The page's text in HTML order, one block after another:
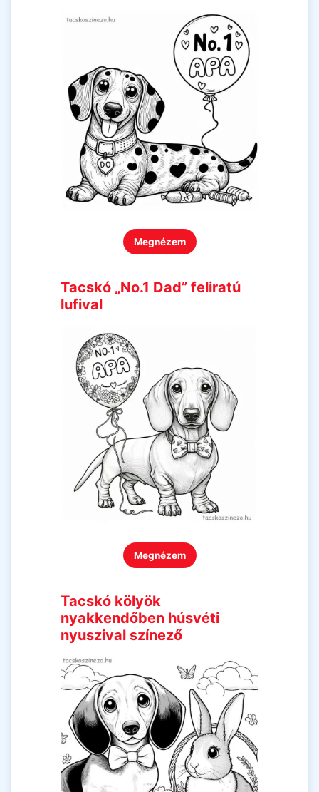
Megnézem
Tacskó „No.1 Dad” feliratú
lufival
Megnézem
Tacskó kölyök
nyakkendőben húsvéti
nyuszival színező